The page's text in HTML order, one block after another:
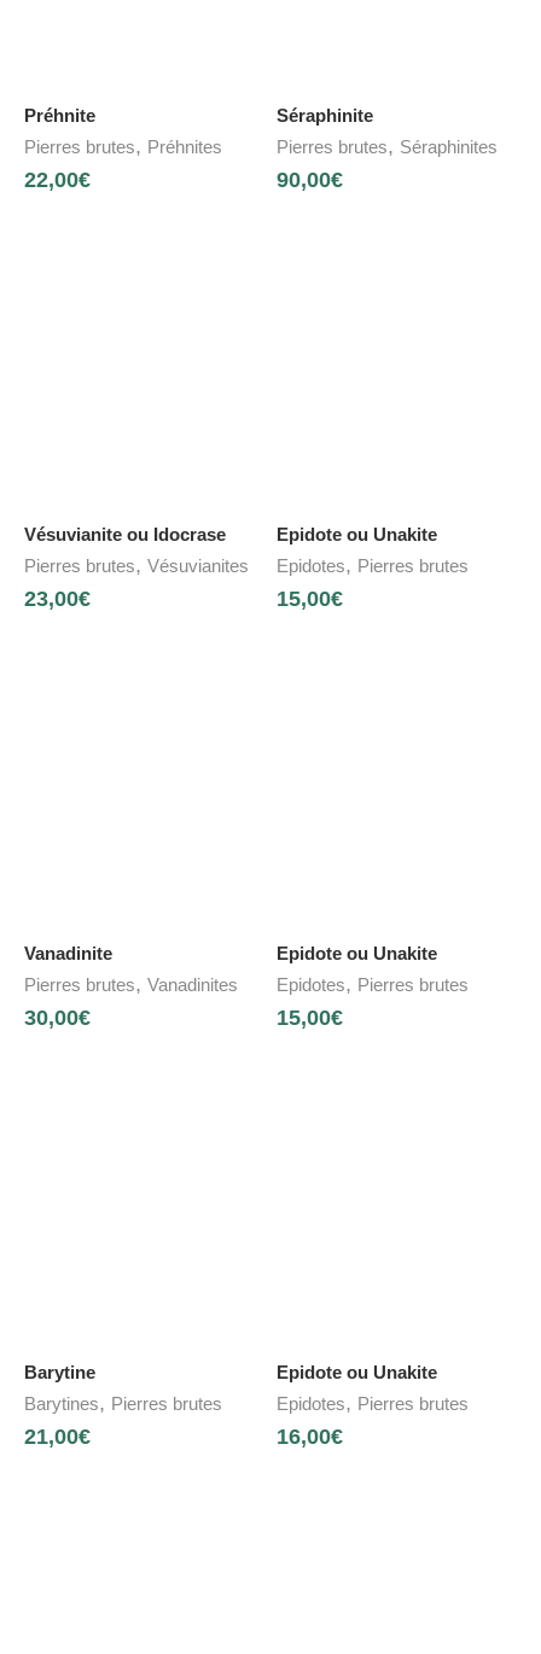
Préhnite
Pierres brutes, Préhnites
22,00€
Séraphinite
Pierres brutes, Séraphinites
90,00€
Vésuvianite ou Idocrase
Pierres brutes, Vésuvianites
23,00€
Epidote ou Unakite
Epidotes, Pierres brutes
15,00€
Vanadinite
Pierres brutes, Vanadinites
30,00€
Epidote ou Unakite
Epidotes, Pierres brutes
15,00€
Barytine
Barytines, Pierres brutes
21,00€
Epidote ou Unakite
Epidotes, Pierres brutes
16,00€